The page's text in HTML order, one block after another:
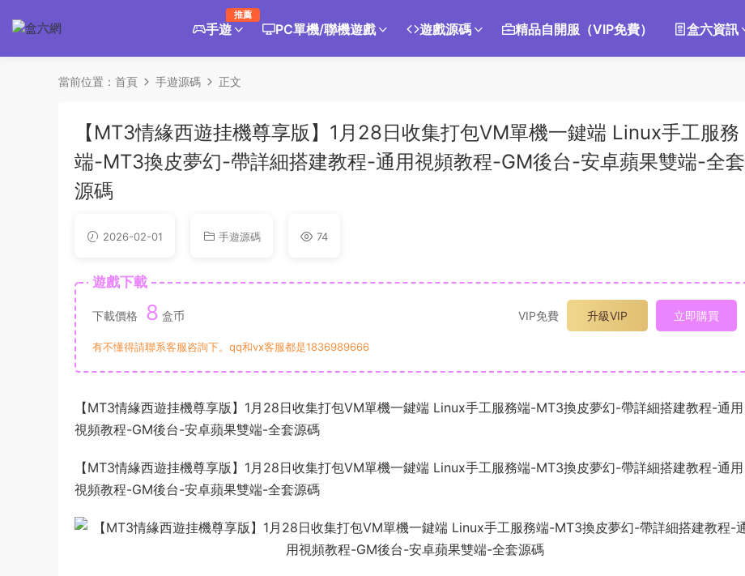
手遊
推薦
PC單機/聯機遊戲 遊戲源碼 精品自開服（VIP免費） 盒六資訊
當前位置： 首頁 手遊源碼 正文
【MT3情緣西遊挂機尊享版】1月28日收集打包VM單機一鍵端 Linux手工服務
端-MT3換皮夢幻-帶詳細搭建教程-通用視頻教程-GM後台-安卓蘋果雙端-全套
源碼
2026-02-01 手遊源碼 74
遊戲下載
下載價格 8 盒币 VIP免費 升級VIP 立即購買
有不懂得請聯系客服咨詢下。qq和vx客服都是1836989666
【MT3情緣西遊挂機尊享版】1月28日收集打包VM單機一鍵端 Linux手工服務端-MT3換皮夢幻-帶詳細搭建教程-通用
視頻教程-GM後台-安卓蘋果雙端-全套源碼
【MT3情緣西遊挂機尊享版】1月28日收集打包VM單機一鍵端 Linux手工服務端-MT3換皮夢幻-帶詳細搭建教程-通用
視頻教程-GM後台-安卓蘋果雙端-全套源碼